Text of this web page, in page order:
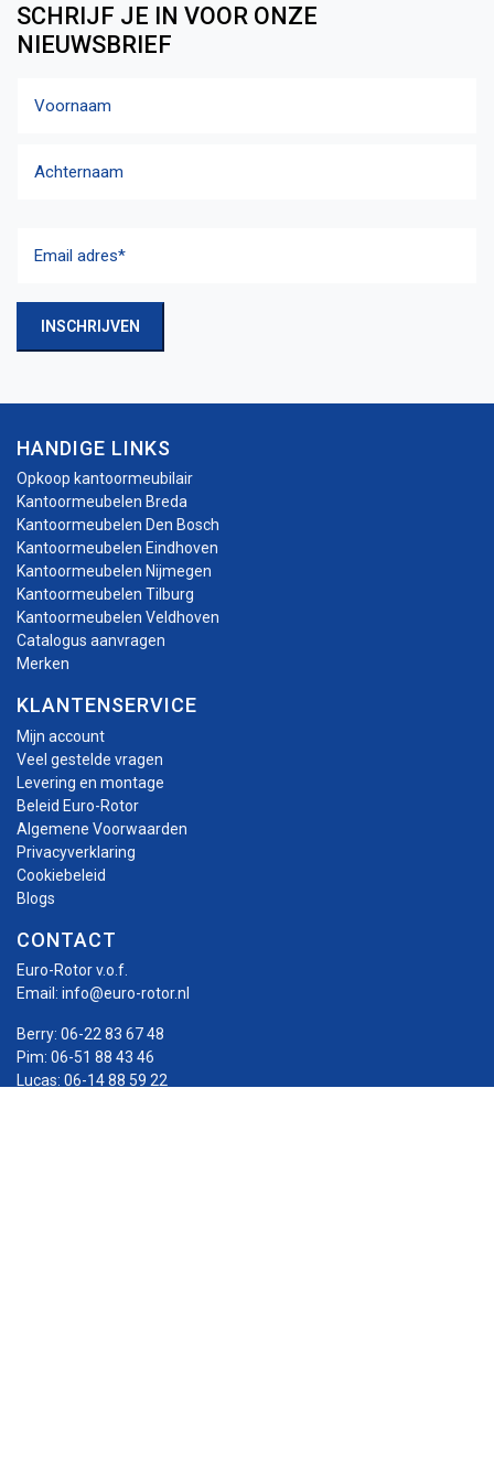
SCHRIJF JE IN VOOR ONZE
NIEUWSBRIEF
adres(Vereist)
INSCHRIJVEN
HANDIGE LINKS
Opkoop kantoormeubilair
Kantoormeubelen Breda
Kantoormeubelen Den Bosch
Kantoormeubelen Eindhoven
Kantoormeubelen Nijmegen
Kantoormeubelen Tilburg
Kantoormeubelen Veldhoven
Catalogus aanvragen
Merken
KLANTENSERVICE
Mijn account
Veel gestelde vragen
Levering en montage
Beleid Euro-Rotor
Algemene Voorwaarden
Privacyverklaring
Cookiebeleid
Blogs
CONTACT
Euro-Rotor v.o.f.
Email: info@euro-rotor.nl
Berry: 06-22 83 67 48
Pim: 06-51 88 43 46
Lucas: 06-14 88 59 22